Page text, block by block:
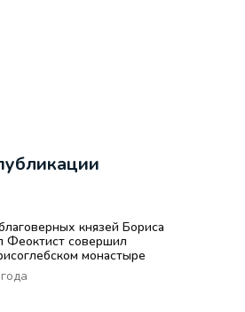
князей Бориса
Феоктист совершил
монастыре